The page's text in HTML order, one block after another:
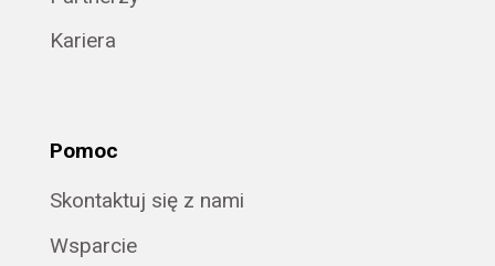
Kariera
Pomoc
Skontaktuj się z nami
Wsparcie